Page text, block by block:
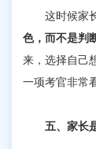
这时候家
色，而不是判
来，选择自己
一项考官非常
五、 家长